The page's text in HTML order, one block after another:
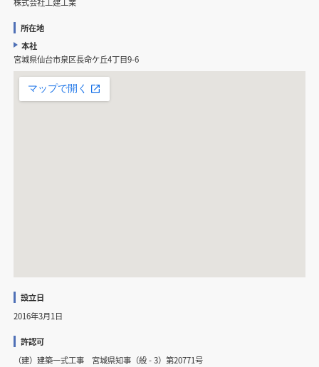
所在地
本社
宮城県仙台市泉区長命ケ丘4丁目9-6
設立日
2016年3月1日
許認可
（建）建築一式工事 宮城県知事（般 - 3）第20771号